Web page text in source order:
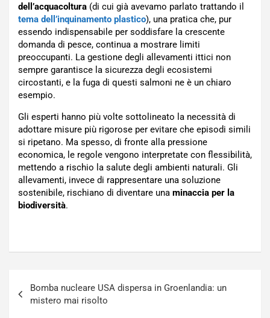
dell’acquacoltura (di cui già avevamo parlato trattando il
tema dell’inquinamento plastico), una pratica che, pur
essendo indispensabile per soddisfare la crescente
domanda di pesce, continua a mostrare limiti
preoccupanti. La gestione degli allevamenti ittici non
sempre garantisce la sicurezza degli ecosistemi
circostanti, e la fuga di questi salmoni ne è un chiaro
esempio.
Gli esperti hanno più volte sottolineato la necessità di
adottare misure più rigorose per evitare che episodi simili
si ripetano. Ma spesso, di fronte alla pressione
economica, le regole vengono interpretate con flessibilità,
mettendo a rischio la salute degli ambienti naturali. Gli
allevamenti, invece di rappresentare una soluzione
sostenibile, rischiano di diventare una minaccia per la
biodiversità.
articoli
Bomba nucleare USA dispersa in Groenlandia: un
mistero mai risolto